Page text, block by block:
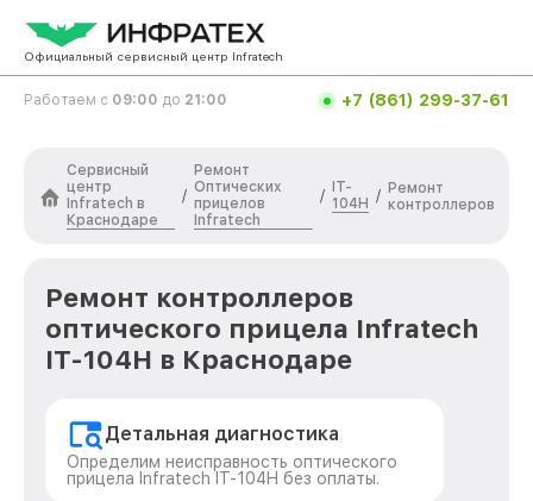
Официальный сервисный центр Infratech
Работаем с 09:00 до 21:00 +7 (861) 299-37-61
Сервисный
центр
Infratech в
Краснодаре
/
Ремонт
Оптических
прицелов
Infratech
/
IT-
104H / Ремонт
контроллеров
Ремонт контроллеров
оптического прицела Infratech
IT-104H в Краснодаре
Детальная диагностика
Определим неисправность оптического
прицела Infratech IT-104H без оплаты.